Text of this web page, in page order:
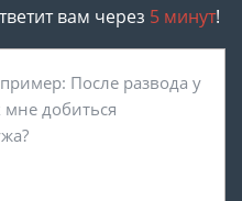
вам через 5 минут!